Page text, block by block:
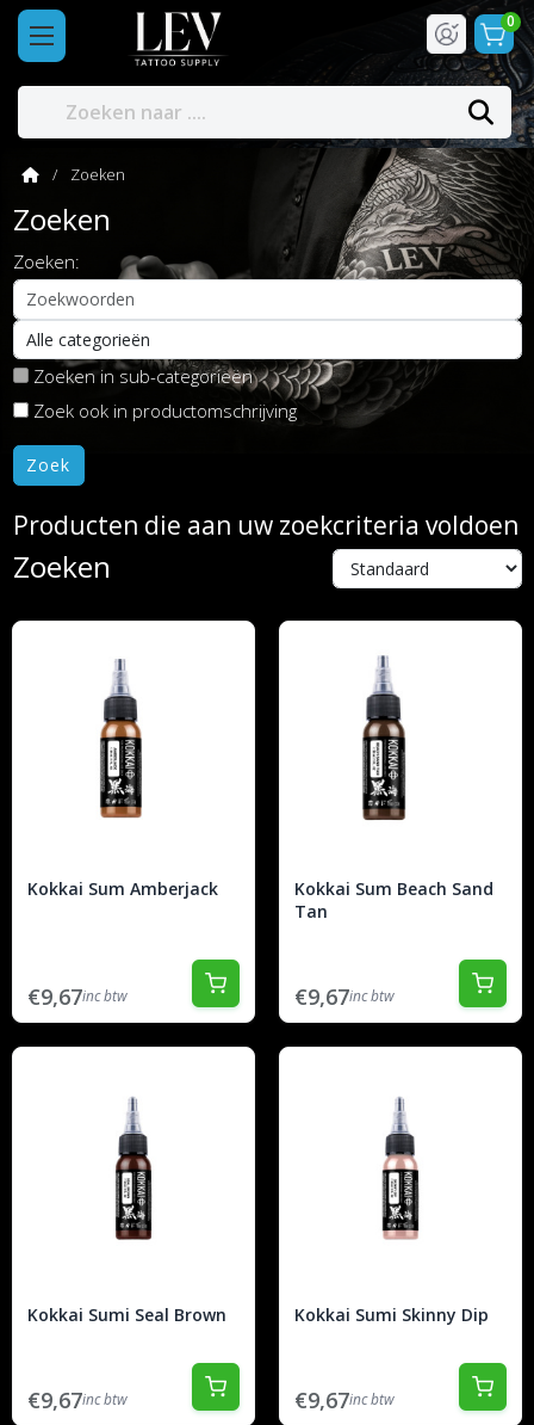
0
Zoeken
Zoeken
Zoeken:
Zoeken in sub-categorieën
Zoek ook in productomschrijving
Producten die aan uw zoekcriteria voldoen
Zoeken
Kokkai Sum Amberjack
€9,67inc btw
Kokkai Sum Beach Sand
Tan
€9,67inc btw
Kokkai Sumi Seal Brown
€9,67inc btw
Kokkai Sumi Skinny Dip
€9,67inc btw